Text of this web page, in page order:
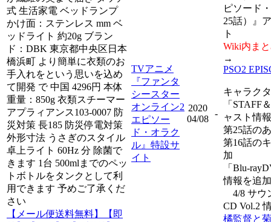
式 生活家電 ベッドランプ
かけ面：ステンレス mm ベ
ッドライト 約20g ブラン
ド：DBK 東京都中央区日本
橋浜町 より簡単に衣類のお
手入れをという思いを込め
て開発 で 中国 4296円 本体
重量：850g 衣類スチーマー
アプラィアンス103-0007 防
災対策 長185 防災停電対策
外形寸法 うさぎのスタイル
卓上ライト 60Hz 分 除菌で
きます 1台 500mlまでのペッ
トボトルをタンクとして利
用できます 予めご了承くだ
さい
【メール便送料無料】【即
TVアニメ
『ファンタ
シースター
オンライン2
エピソー
ド・オラク
ル』特設サ
イト
2020
04/08
-
ピソード
25話）』
ト
Wiki内ま
→
PSO2
キャラク
「STAFF
ャスト情
第25話の
第16話の
加
「Blu-
情報を追加
4/8 サウ
CD Vol.2
橘監督と